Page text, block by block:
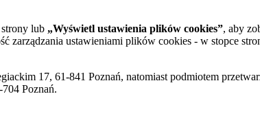
lub „Wyświetl ustawienia plików cookies”, aby
zarządzania ustawieniami plików cookies - w stopce
17, 61-841 Poznań, natomiast podmiotem
Poznań.